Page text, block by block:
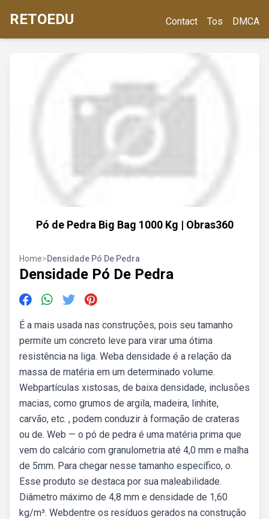
RETOEDU Contact Tos DMCA
Pó de Pedra Big Bag 1000 Kg | Obras360
Home>Densidade Pó De Pedra
Densidade Pó De Pedra
É a mais usada nas construções, pois seu tamanho
permite um concreto leve para virar uma ótima
resistência na liga. Weba densidade é a relação da
massa de matéria em um determinado volume.
Webpartículas xistosas, de baixa densidade, inclusões
macias, como grumos de argila, madeira, linhite,
carvão, etc. , podem conduzir à formação de crateras
ou de. Web — o pó de pedra é uma matéria prima que
vem do calcário com granulometria até 4,0 mm e malha
de 5mm. Para chegar nesse tamanho específico, o.
Esse produto se destaca por sua maleabilidade.
Diâmetro máximo de 4,8 mm e densidade de 1,60
kg/m³. Webdentre os resíduos gerados na construção